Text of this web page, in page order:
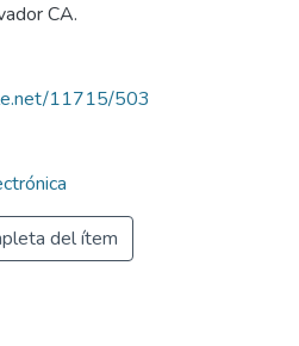
CA.
11715/503
del ítem